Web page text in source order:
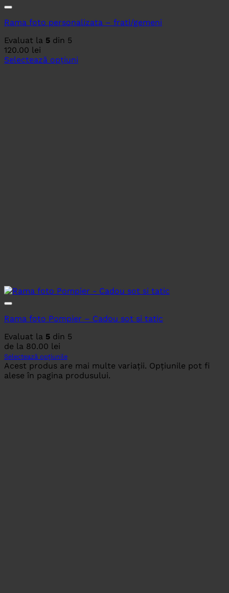
Rama foto personalizata – frati/gemeni
Evaluat la 5 din 5
120.00 lei
Selectează opțiuni
Rama foto Pompier – Cadou sot si tatic
Evaluat la 5 din 5
de la 80.00 lei
Selectează opțiunile
Acest produs are mai multe variații. Opțiunile pot fi
alese în pagina produsului.